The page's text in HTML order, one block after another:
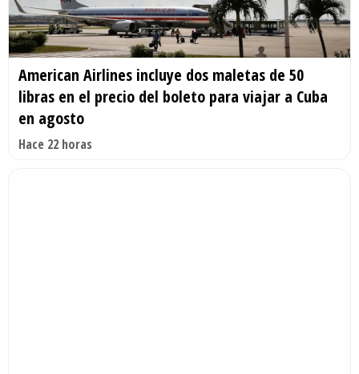
American Airlines incluye dos maletas de 50
libras en el precio del boleto para viajar a Cuba
en agosto
Hace 22 horas